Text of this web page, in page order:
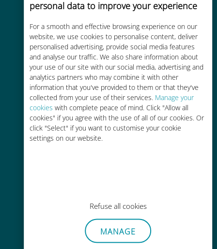
personal data to improve your experience
For a smooth and effective browsing experience on our
website, we use cookies to personalise content, deliver
personalised advertising, provide social media features
and analyse our traffic. We also share information about
your use of our site with our social media, advertising and
analytics partners who may combine it with other
information that you've provided to them or that they've
collected from your use of their services. Manage your
cookies with complete peace of mind. Click "Allow all
cookies" if you agree with the use of all of our cookies. Or
click "Select" if you want to customise your cookie
settings on our website.
Refuse all cookies
MANAGE
Kostengünstig
Bis zu 90 % günstiger als Roaming-
Gebühren bei Ihrem bisherigen
Anbieter
Einfaches Aufladen
Mühelos